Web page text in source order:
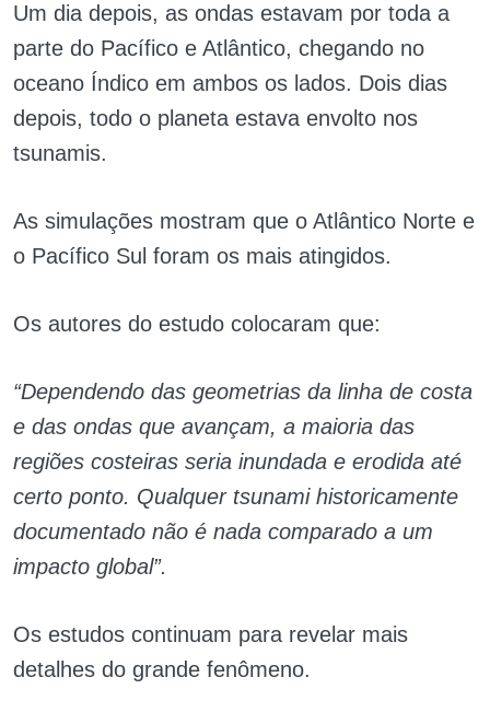
Um dia depois, as ondas estavam por toda a
parte do Pacífico e Atlântico, chegando no
oceano Índico em ambos os lados. Dois dias
depois, todo o planeta estava envolto nos
tsunamis.
As simulações mostram que o Atlântico Norte e
o Pacífico Sul foram os mais atingidos.
Os autores do estudo colocaram que:
“Dependendo das geometrias da linha de costa
e das ondas que avançam, a maioria das
regiões costeiras seria inundada e erodida até
certo ponto. Qualquer tsunami historicamente
documentado não é nada comparado a um
impacto global”.
Os estudos continuam para revelar mais
detalhes do grande fenômeno.